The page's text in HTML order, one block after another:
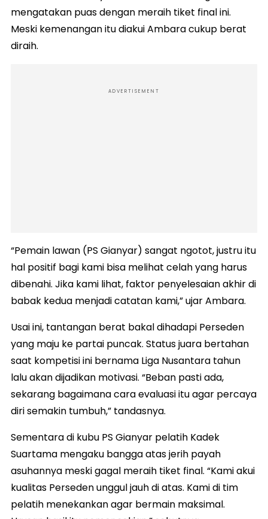
mengatakan puas dengan meraih tiket final ini.
Meski kemenangan itu diakui Ambara cukup berat
diraih.
ADVERTISEMENT
“Pemain lawan (PS Gianyar) sangat ngotot, justru itu
hal positif bagi kami bisa melihat celah yang harus
dibenahi. Jika kami lihat, faktor penyelesaian akhir di
babak kedua menjadi catatan kami,” ujar Ambara.
Usai ini, tantangan berat bakal dihadapi Perseden
yang maju ke partai puncak. Status juara bertahan
saat kompetisi ini bernama Liga Nusantara tahun
lalu akan dijadikan motivasi. “Beban pasti ada,
sekarang bagaimana cara evaluasi itu agar percaya
diri semakin tumbuh,” tandasnya.
Sementara di kubu PS Gianyar pelatih Kadek
Suartama mengaku bangga atas jerih payah
asuhannya meski gagal meraih tiket final. “Kami akui
kualitas Perseden unggul jauh di atas. Kami di tim
pelatih menekankan agar bermain maksimal.